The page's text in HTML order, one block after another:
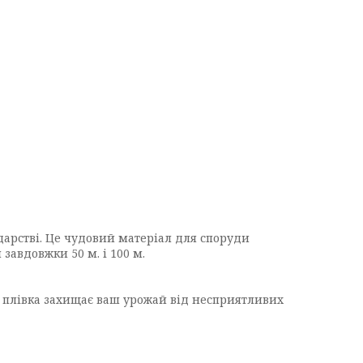
Це чудовий матеріал для споруди
50 м. і 100 м.
захищає ваш урожай від несприятливих